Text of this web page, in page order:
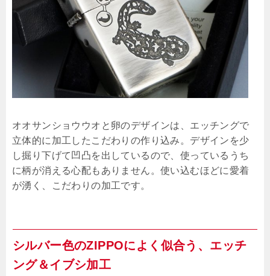
オオサンショウウオと卵のデザインは、エッチングで
立体的に加工したこだわりの作り込み。デザインを少
し掘り下げて凹凸を出しているので、使っているうち
に柄が消える心配もありません。使い込むほどに愛着
が湧く、こだわりの加工です。
シルバー色のZIPPOによく似合う、エッチ
ング＆イブシ加工